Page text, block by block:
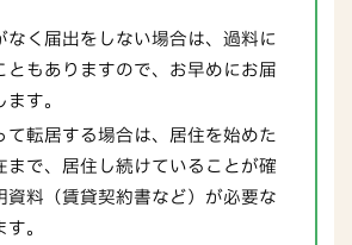
なく届出をしない場合は、過料に
ともありますので、お早めにお届
す。
て転居する場合は、居住を始めた
まで、居住し続けていることが確
資料（賃貸契約書など）が必要な
。